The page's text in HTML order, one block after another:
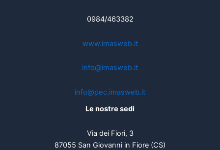
0984/463382
www.imasweb.it
info@imasweb.it
info@pec.imasweb.it
Le nostre sedi
Via dei Fiori, 3
87055 San Giovanni in Fiore (CS)